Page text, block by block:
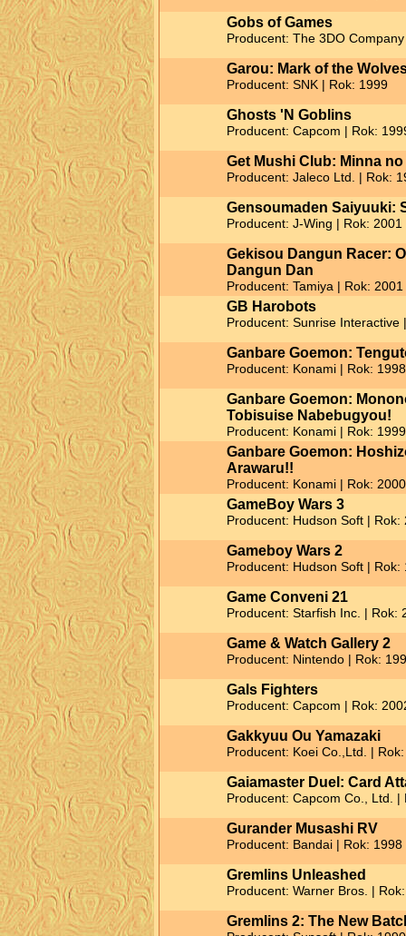
Gobs of Games
Producent: The 3DO
Garou: Mark of the
Producent: SNK | Rok: 1999
Ghosts 'N Goblins
Producent: Capcom | Rok:
Get Mushi Club: Minna
Producent: Jaleco Ltd. | Rok:
Gensoumaden Saiyuuki:
Producent: J-Wing | Rok: 2001
Gekisou Dangun Racer:
Dangun Dan
Producent: Tamiya | Rok: 2001
GB Harobots
Producent: Sunrise Interactive
Ganbare Goemon:
Producent: Konami | Rok: 1998
Ganbare Goemon:
Tobisuise Nabebugyou!
Producent: Konami | Rok: 1999
Ganbare Goemon:
Arawaru!!
Producent: Konami | Rok: 2000
GameBoy Wars 3
Producent: Hudson Soft | Rok:
Gameboy Wars 2
Producent: Hudson Soft | Rok:
Game Conveni 21
Producent: Starfish Inc. | Rok:
Game & Watch Gallery 2
Producent: Nintendo | Rok:
Gals Fighters
Producent: Capcom | Rok:
Gakkyuu Ou Yamazaki
Producent: Koei Co.,Ltd. |
Gaiamaster Duel: Card
Producent: Capcom Co., Ltd. |
Gurander Musashi RV
Producent: Bandai | Rok: 1998
Gremlins Unleashed
Producent: Warner Bros. |
Gremlins 2: The New